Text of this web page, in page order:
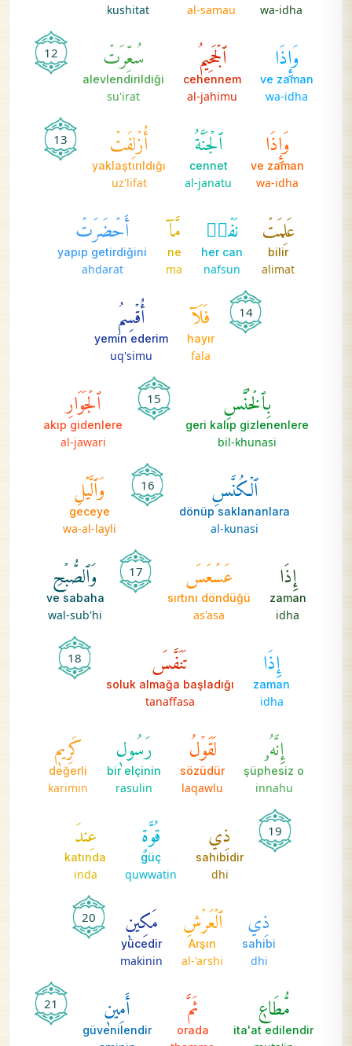
wa-idha
al-samau
kushitat
وَإِذَا
ve zaman
wa-idha
ٱلۡجَحِيمُ
cehennem
al-jahimu
سُعِّرَتۡ
alevlendirildiği
su'irat
12
وَإِذَا
ve zaman
wa-idha
ٱلۡجَنَّةُ
cennet
al-janatu
أُزۡلِفَتۡ
yaklaştırıldığı
uz'lifat
13
عَلِمَتۡ
bilir
alimat
نَفۡسٞ
her can
nafsun
مَّآ
ne
ma
أَحۡضَرَتۡ
yapıp getirdiğini
ahdarat
14 فَلَآ
hayır
fala
أُقۡسِمُ
yemin ederim
uq'simu
بِٱلۡخُنَّسِ
geri kalıp gizlenenlere
bil-khunasi
15 ٱلۡجَوَارِ
akıp gidenlere
al-jawari
ٱلۡكُنَّسِ
dönüp saklananlara
al-kunasi
16 وَٱلَّيۡلِ
geceye
wa-al-layli
إِذَا
zaman
idha
عَسۡعَسَ
sırtını döndüğü
as'asa
17 وَٱلصُّبۡحِ
ve sabaha
wal-sub'hi
إِذَا
zaman
idha
تَنَفَّسَ
soluk almağa başladığı
tanaffasa
18
إِنَّهُۥ
şüphesiz o
innahu
لَقَوۡلُ
sözüdür
laqawlu
رَسُولٖ
bir elçinin
rasulin
كَرِيمٖ
değerli
karimin
19 ذِي
sahibidir
dhi
قُوَّةٍ
güç
quwwatin
عِندَ
katında
inda
ذِي
sahibi
dhi
ٱلۡعَرۡشِ
Arşın
al-'arshi
مَكِينٖ
yücedir
makinin
20
مُّطَاعٖ
ita'at edilendir
ثَمَّ
orada
أَمِينٖ
güvenilendir
21